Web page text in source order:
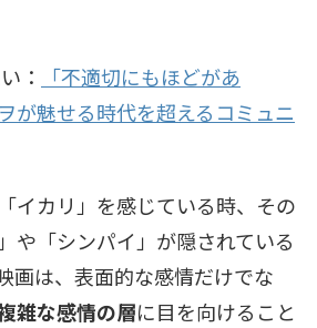
：
「不適切にもほどがあ
が魅せる時代を超えるコミュニ
イカリ」を感じている時、その
や「シンパイ」が隠されている
画は、表面的な感情だけでな
雑な感情の層に目を向けること